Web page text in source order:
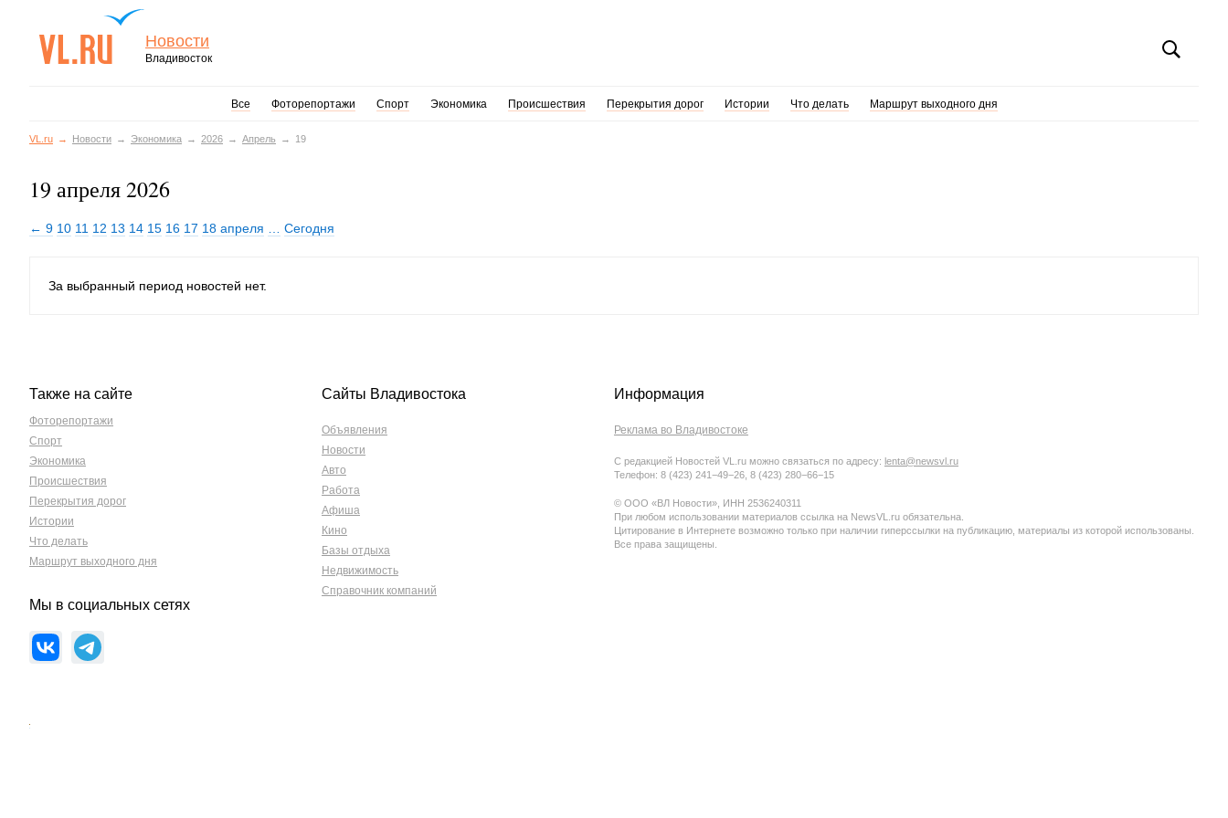
Новости
Владивосток
Все Фоторепортажи Спорт Экономика Происшествия Перекрытия дорог Истории Что делать Маршрут выходного дня
VL.ru Новости Экономика 2026 Апрель 19
19 апреля 2026
← 9 10 11 12 13 14 15 16 17 18 апреля Сегодня
За выбранный период новостей нет.
Также на сайте
Фоторепортажи
Спорт
Экономика
Происшествия
Перекрытия дорог
Истории
Что делать
Маршрут выходного дня
Мы в социальных сетях
Сайты Владивостока
Объявления
Новости
Авто
Работа
Афиша
Кино
Базы отдыха
Недвижимость
Справочник компаний
Информация
Реклама во Владивостоке
С редакцией Новостей VL.ru можно связаться по адресу: lenta@newsvl.ru
Телефон: 8 (423) 241−49−26, 8 (423) 280−66−15
© ООО «ВЛ Новости», ИНН 2536240311
При любом использовании материалов ссылка на NewsVL.ru обязательна.
Цитирование в Интернете возможно только при наличии гиперссылки на публикацию, материалы из которой использованы.
Все права защищены.